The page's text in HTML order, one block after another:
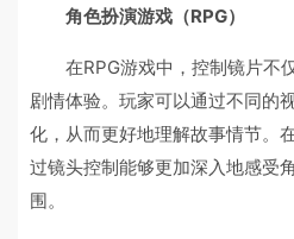
角色扮演游戏（RPG）
在RPG游戏中，控制镜片不
剧情体验。玩家可以通过不同的
化，从而更好地理解故事情节。
过镜头控制能够更加深入地感受
围。